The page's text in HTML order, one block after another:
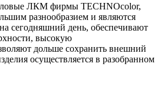
ЛКМ фирмы TECHNOcolor,
разнообразием и являются
сегодняшний день, обеспечивают
высокую
дольше сохранить внешний
осуществляется в разобранном